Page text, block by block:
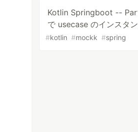
Kotlin Springboot --
で usecase のインスタ
#kotlin #mockk #spring